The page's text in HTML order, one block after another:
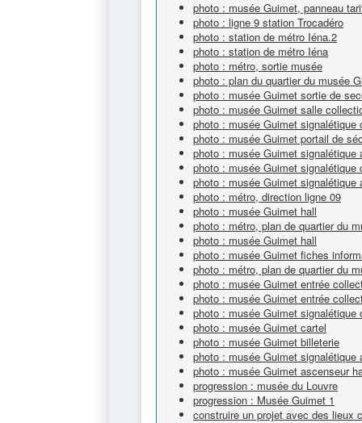
photo : musée Guimet, panneau
photo : ligne 9 station Trocadéro
photo : station de métro Iéna.2
photo : station de métro Iéna
photo : métro, sortie musée
photo : plan du quartier du musée
photo : musée Guimet sortie de
photo : musée Guimet salle
photo : musée Guimet signalétique
photo : musée Guimet portail de
photo : musée Guimet signalétique
photo : musée Guimet signalétique
photo : musée Guimet signalétique
photo : métro, direction ligne 09
photo : musée Guimet hall
photo : métro, plan de quartier du
photo : musée Guimet hall
photo : musée Guimet fiches
photo : métro, plan de quartier du
photo : musée Guimet entrée
photo : musée Guimet entrée
photo : musée Guimet signalétique
photo : musée Guimet cartel
photo : musée Guimet billeterie
photo : musée Guimet signalétique
photo : musée Guimet ascenseur
progression : musée du Louvre
progression : Musée Guimet 1
construire un projet avec des lieux